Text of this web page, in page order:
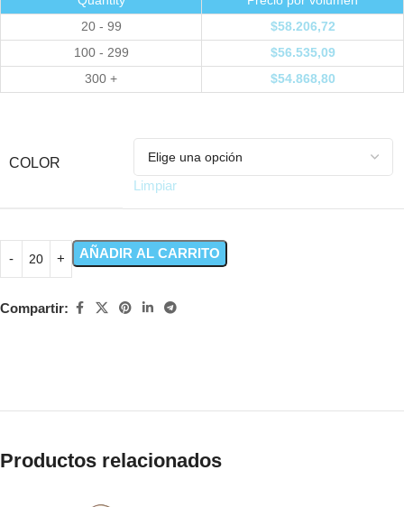
20 - 99
$58.206,72
100 - 299
$56.535,09
300 +
$54.868,80
COLOR
Limpiar
AÑADIR AL CARRITO
Compartir:
Productos relacionados